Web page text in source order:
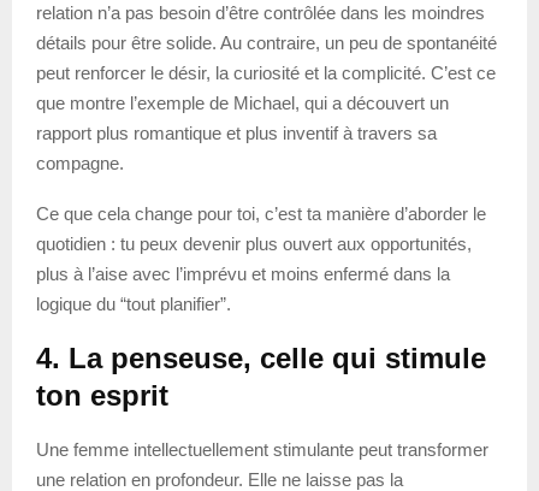
relation n’a pas besoin d’être contrôlée dans les moindres
détails pour être solide. Au contraire, un peu de spontanéité
peut renforcer le désir, la curiosité et la complicité. C’est ce
que montre l’exemple de Michael, qui a découvert un
rapport plus romantique et plus inventif à travers sa
compagne.
Ce que cela change pour toi, c’est ta manière d’aborder le
quotidien : tu peux devenir plus ouvert aux opportunités,
plus à l’aise avec l’imprévu et moins enfermé dans la
logique du “tout planifier”.
4. La penseuse, celle qui stimule
ton esprit
Une femme intellectuellement stimulante peut transformer
une relation en profondeur. Elle ne laisse pas la